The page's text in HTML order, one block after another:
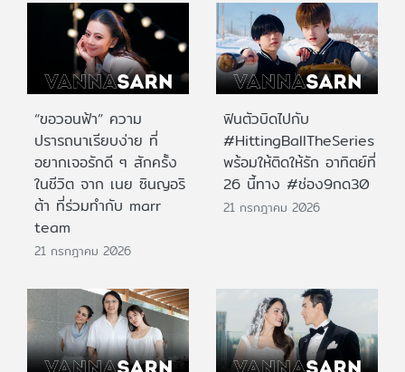
“ขอวอนฟ้า” ความ
ปรารถนาเรียบง่าย ที่
อยากเจอรักดี ๆ สักครั้ง
ในชีวิต จาก เนย ซินญอริ
ต้า ที่ร่วมทำกับ marr
team
21 กรกฎาคม 2026
ฟินตัวบิดไปกับ
#HittingBallTheSeries
พร้อมให้ติดให้รัก อาทิตย์ที่
26 นี้ทาง #ช่อง9กด30
21 กรกฎาคม 2026